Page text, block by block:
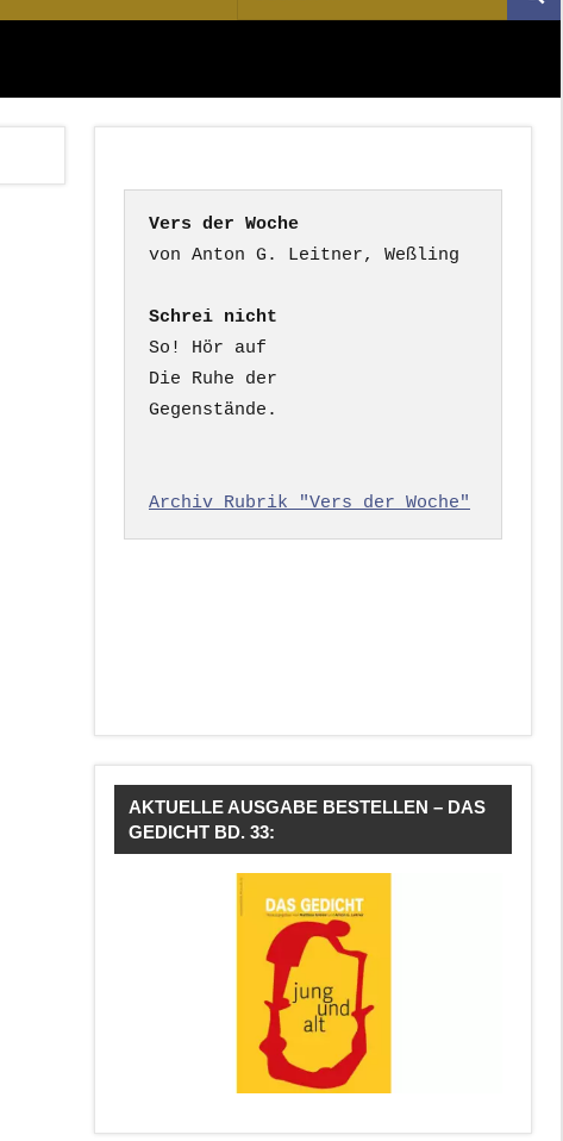
nach:
Vers der Woche
Schrei nicht
So! Hör auf
Die Ruhe der
Gegenstände.
Archiv Rubrik "Vers der Woche"
AKTUELLE AUSGABE BESTELLEN – DAS
GEDICHT BD. 33: